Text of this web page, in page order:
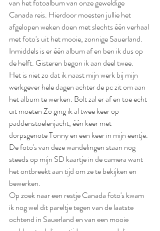
van het fotoalbum van onze geweldige
Canada reis. Hierdoor moesten jullie het
afgelopen weken doen met slechts één verhaal
met foto's uit het mooie, zonnige Sauerland.
Inmiddels is er één album af en ben ik dus op
de helft. Gisteren begon ik aan deel twee.
Het is niet zo dat ik naast mijn werk bij mijn
werkgever hele dagen achter de pc zit om aan
het album te werken. Bolt zal er af en toe echt
uit moeten Zo ging ik al twee keer op
paddenstoelenjacht, één keer met
dorpsgenote Tonny en een keer in mijn eentje.
De foto's van deze wandelingen staan nog
steeds op mijn SD kaartje in de camera want
het ontbreekt aan tijd om ze te bekijken en
bewerken.
Op zoek naar een restje Canada foto's kwam
ik nog wel dit pareltje tegen van de laatste
ochtend in Sauerland en van een mooie